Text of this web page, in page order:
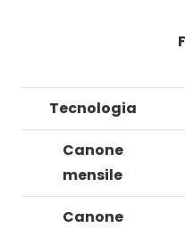
Tecnologia
Canone
mensile
Canone